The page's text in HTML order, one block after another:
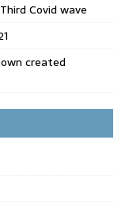
Covid wave
created